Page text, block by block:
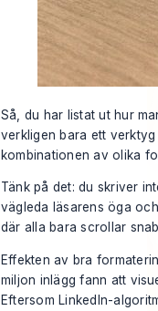
Så, du har listat ut hur
verkligen bara ett
kombinationen av olika
Tänk på det: du skriver
vägleda läsarens öga
där alla bara scrollar
Effekten av bra
miljon inlägg fann att
Eftersom LinkedIn-